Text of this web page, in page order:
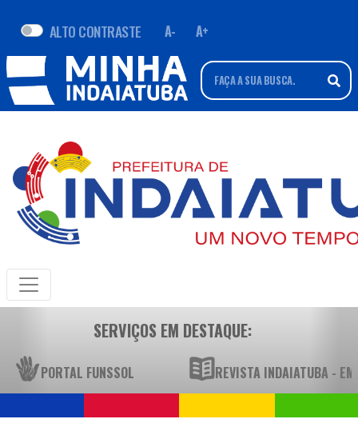
ALTO CONTRASTE A- A+
SERVIÇOS EM DESTAQUE:
PORTAL FUNSSOL REVISTA INDAIATUBA -